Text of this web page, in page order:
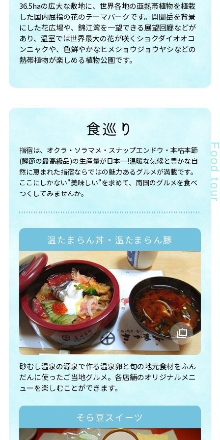
36.5haの広大な敷地に、世界各地の亜熱帯植物を植栽
した国内屈指の花のテーマパークです。開聞岳を背景
にした花広場や、錦江湾を一望できる展望回廊などが
あり、温室では世界最大の花が咲くショクダイオオコ
ンニャクや、色鮮やかなヒメショウジョウヤシなどの
熱帯植物が楽しめる植物公園です。
食巡り
指宿は、オクラ・ソラマメ・スナップエンドウ・本枯本節
(鰹節の最高級品)の生産量が日本一!温暖な気候と豊かな自
然に恵まれた指宿ならではの魅力あるグルメが満載です。
ここにしかない"美味しい"を求めて、南国のグルメを食べ
つくしてみませんか。
温たまらん丼・温たまらん豚
砂むし温泉の源泉で作る温泉卵と旬の地元食材をふん
だんに使ったご当地グルメ。各店舗のオリジナルメニ
ューを楽しむことができます。
そら豆スイーツ